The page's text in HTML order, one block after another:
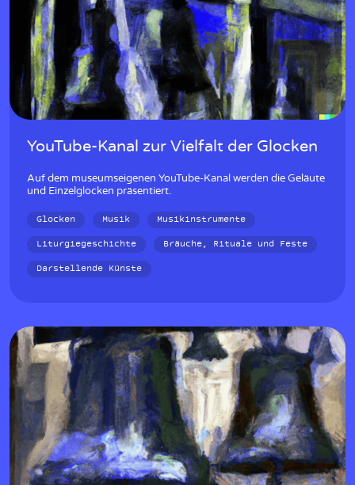
YouTube-Kanal zur Vielfalt der Glocken
Auf dem museumseigenen YouTube-Kanal werden die Geläute
und Einzelglocken präsentiert.
Glocken Musik
Musikinstrumente
Liturgiegeschichte
Bräuche, Rituale und Feste
Darstellende Künste